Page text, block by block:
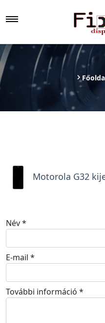
Motorola G32
Név*
E-mail *
További információ *